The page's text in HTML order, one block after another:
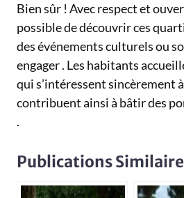
Bien sûr ! Avec respect et
possible de découvrir ces
des événements culturels ou
engager . Les habitants
qui s’intéressent sincèrement
contribuent ainsi à bâtir des
.
Publications